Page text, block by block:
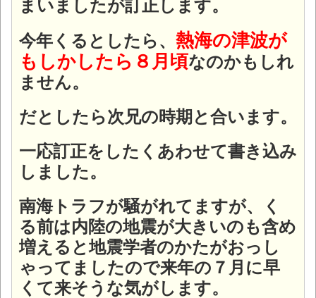
まいましたが訂正します。
今年くるとしたら、 熱海の津波が
もしかしたら８月頃なのかもしれ
ません。
だとしたら次兄の時期と合います。
一応訂正をしたくあわせて書き込み
しました。
南海トラフが騒がれてますが、く
る前は内陸の地震が大きいのも含め
増えると地震学者のかたがおっし
ゃってましたので来年の７月に早
くて来そうな気がします。